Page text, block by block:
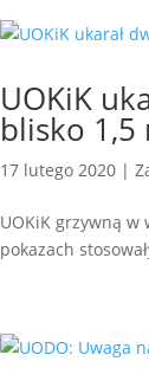
UOKiK
blisko 1,5
17 lutego 2020 |
UOKiK grzywną w
pokazach